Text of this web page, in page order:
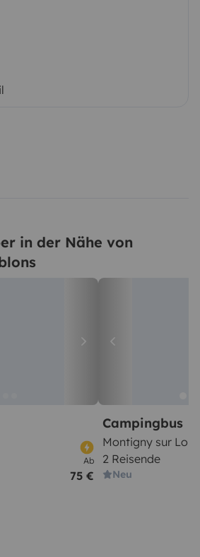
in der Nähe von
Ab
75 €
Campingbus
Montigny sur
2 Reisende
Neu